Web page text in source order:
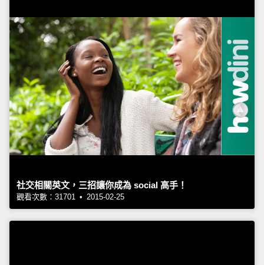
社交相關英文，三招讓你成為 social 高手！
觀看次數：31701 • 2015-02-25